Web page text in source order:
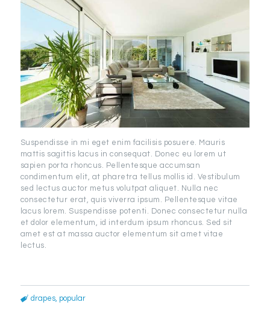
Suspendisse in mi eget enim facilisis posuere. Mauris
mattis sagittis lacus in consequat. Donec eu lorem ut
sapien porta rhoncus. Pellentesque accumsan
condimentum elit, at pharetra tellus mollis id. Vestibulum
sed lectus auctor metus volutpat aliquet. Nulla nec
consectetur erat, quis viverra ipsum. Pellentesque vitae
lacus lorem. Suspendisse potenti. Donec consectetur nulla
et dolor elementum, id interdum ipsum rhoncus. Sed sit
amet est at massa auctor elementum sit amet vitae
lectus.
drapes, popular